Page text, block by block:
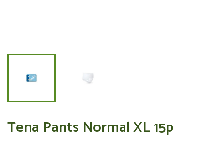
Tena Pants Normal XL 15p